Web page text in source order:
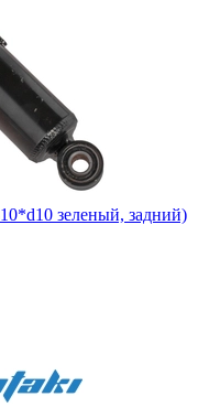
зеленый, задний)